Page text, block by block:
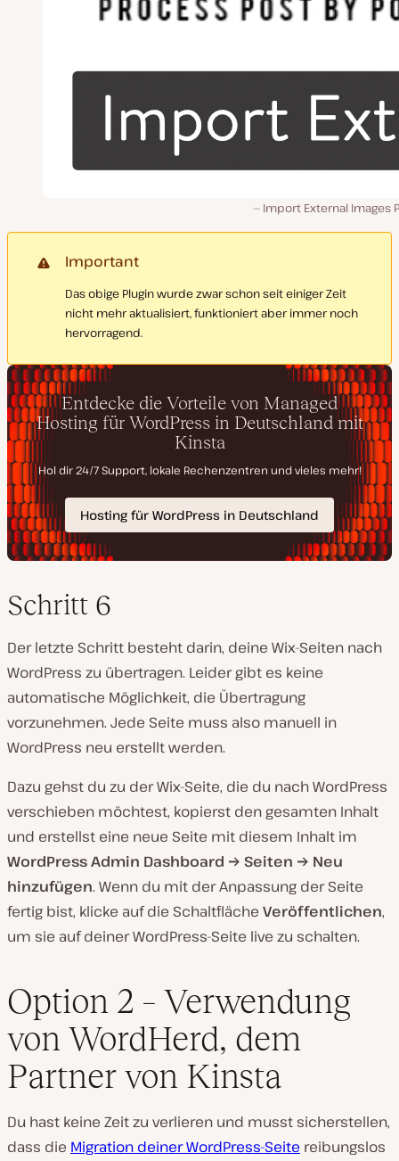
Import External Images
Important
Das obige Plugin wurde zwar schon seit einiger Zeit
nicht mehr aktualisiert, funktioniert aber immer noch
hervorragend.
Schritt 6
Der letzte Schritt besteht darin, deine Wix-Seiten nach
WordPress zu übertragen. Leider gibt es keine
automatische Möglichkeit, die Übertragung
vorzunehmen. Jede Seite muss also manuell in
WordPress neu erstellt werden.
Dazu gehst du zu der Wix-Seite, die du nach WordPress
verschieben möchtest, kopierst den gesamten Inhalt
und erstellst eine neue Seite mit diesem Inhalt im
WordPress Admin Dashboard → Seiten → Neu
hinzufügen. Wenn du mit der Anpassung der Seite
fertig bist, klicke auf die Schaltfläche Veröffentlichen,
um sie auf deiner WordPress-Seite live zu schalten.
Option 2 – Verwendung
von WordHerd, dem
Partner von Kinsta
Du hast keine Zeit zu verlieren und musst sicherstellen,
dass die Migration deiner WordPress-Seite reibungslos